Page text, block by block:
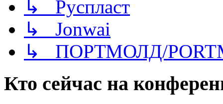
↳ Руспласт
↳ Jonwai
↳ ПОРТМОЛД/
Кто сейчас на